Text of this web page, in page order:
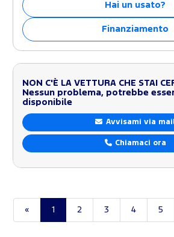
Hai un usato?
Finanziamento
NON C'È LA VETTURA CHE STAI
Nessun problema, potrebbe
disponibile
Avvisami via
Chiamaci ora
« 1 2 3 4 5